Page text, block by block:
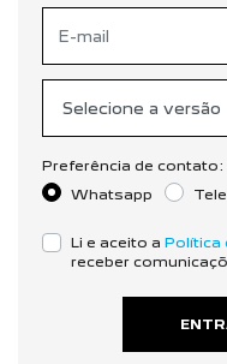
Preferência de contato:
Whatsapp
Li e aceito a Política
receber